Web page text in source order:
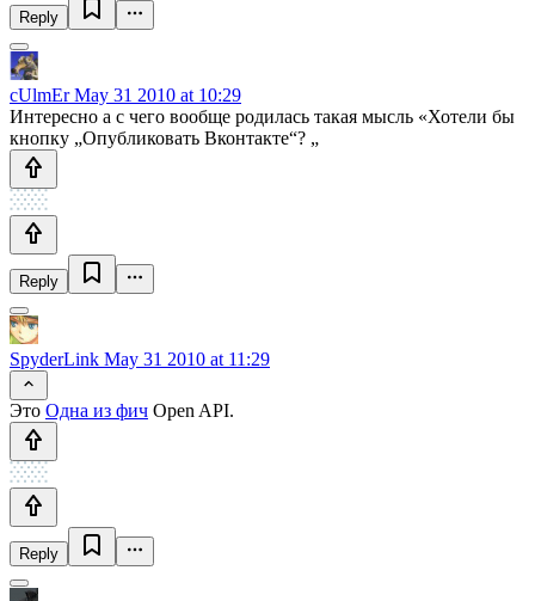
Reply
cUlmErMay 31 2010 at 10:29
Интересно а с чего вообще родилась такая мысль «Хотели бы
кнопку „Опубликовать Вконтакте“? „
Reply
SpyderLink May 31 2010 at 11:29
Это Одна из фич Open API.
Reply